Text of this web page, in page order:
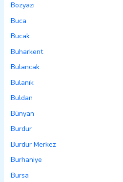
Bozyazı
Buca
Bucak
Buharkent
Bulancak
Bulanık
Buldan
Bünyan
Burdur
Burdur Merkez
Burhaniye
Bursa